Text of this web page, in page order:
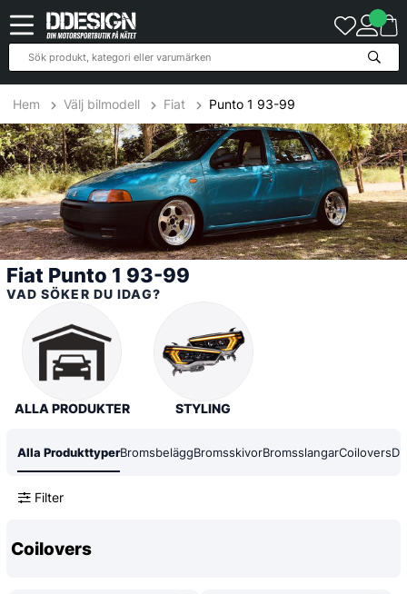
Hem Välj bilmodell Fiat Punto 1 93-99
Fiat Punto 1 93-99
VAD SÖKER DU IDAG?
ALLA PRODUKTER STYLING
Alla ProdukttyperBromsbeläggBromsskivorBromsslangarCoilovers
Filter
27 Produkter
Coilovers